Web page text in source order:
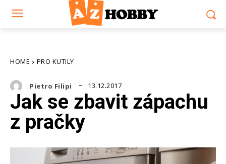
HOME PRO KUTILY
Pietro Filipi 13.12.2017
Jak se zbavit zápachu
z pračky